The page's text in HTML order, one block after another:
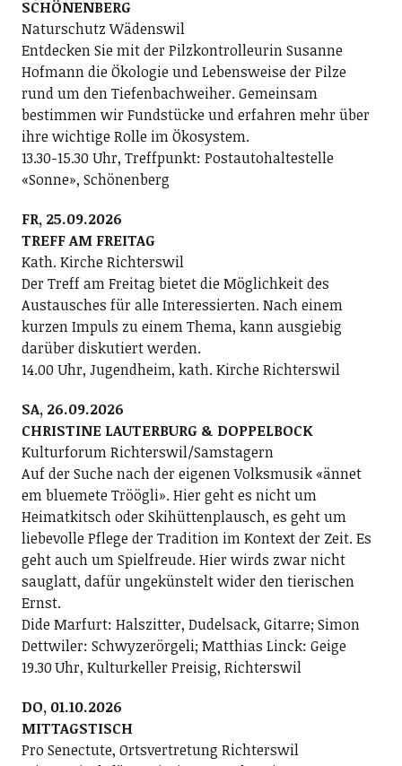
SCHÖNENBERG
Naturschutz Wädenswil
Entdecken Sie mit der Pilzkontrolleurin Susanne
Hofmann die Ökologie und Lebensweise der Pilze
rund um den Tiefenbachweiher. Gemeinsam
bestimmen wir Fundstücke und erfahren mehr über
ihre wichtige Rolle im Ökosystem.
13.30-15.30 Uhr, Treffpunkt: Postautohaltestelle
«Sonne», Schönenberg
FR, 25.09.2026
TREFF AM FREITAG
Kath. Kirche Richterswil
Der Treff am Freitag bietet die Möglichkeit des
Austausches für alle Interessierten. Nach einem
kurzen Impuls zu einem Thema, kann ausgiebig
darüber diskutiert werden.
14.00 Uhr, Jugendheim, kath. Kirche Richterswil
SA, 26.09.2026
CHRISTINE LAUTERBURG & DOPPELBOCK
Kulturforum Richterswil/Samstagern
Auf der Suche nach der eigenen Volksmusik «ännet
em bluemete Tröögli». Hier geht es nicht um
Heimatkitsch oder Skihüttenplausch, es geht um
liebevolle Pflege der Tradition im Kontext der Zeit. Es
geht auch um Spielfreude. Hier wirds zwar nicht
sauglatt, dafür ungekünstelt wider den tierischen
Ernst.
Dide Marfurt: Halszitter, Dudelsack, Gitarre; ­Simon
Dettwiler: Schwyzerörgeli; Matthias Linck: Geige
19.30 Uhr, Kulturkeller Preisig, Richterswil
DO, 01.10.2026
MITTAGSTISCH
Pro Senectute, Ortsvertretung Richterswil